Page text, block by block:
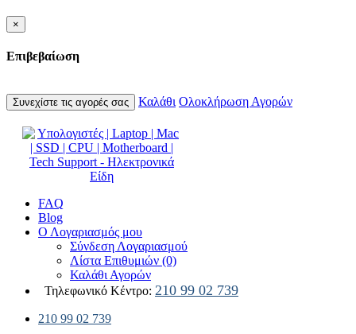
×
Επιβεβαίωση
Συνεχίστε τις αγορές σας Καλάθι Ολοκλήρωση Αγορών
FAQ
Blog
Ο Λογαριασμός μου
Σύνδεση Λογαριασμού
Λίστα Επιθυμιών (0)
Καλάθι Αγορών
Τηλεφωνικό Κέντρο: 210 99 02 739
210 99 02 739